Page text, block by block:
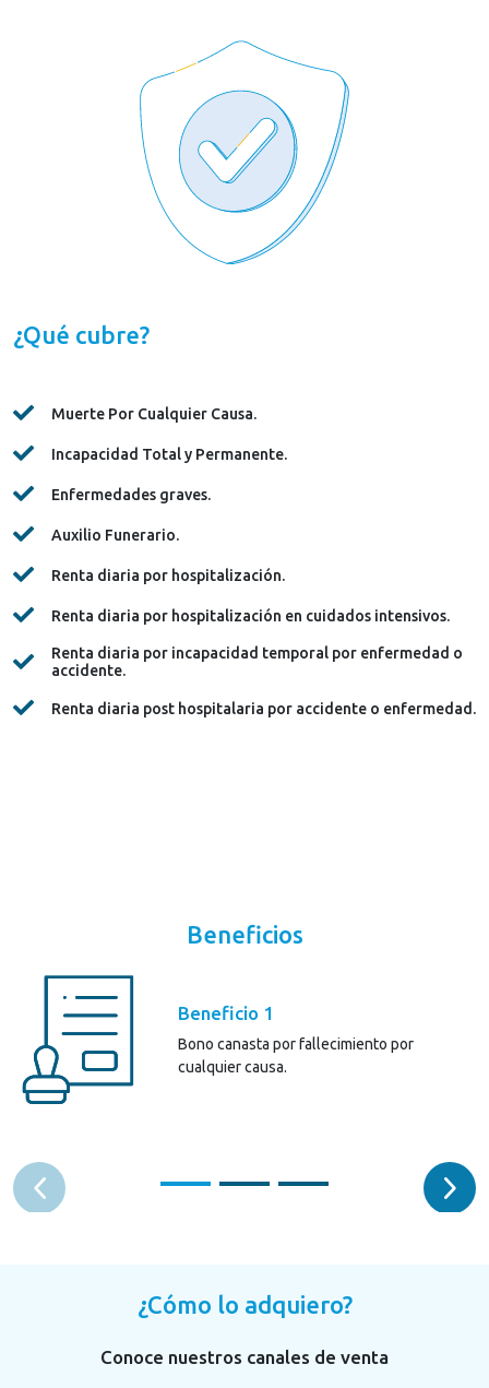
¿Qué cubre?
Muerte Por Cualquier Causa.
Incapacidad Total y Permanente.
Enfermedades graves.
Auxilio Funerario.
Renta diaria por hospitalización.
Renta diaria por hospitalización en cuidados intensivos.
Renta diaria por incapacidad temporal por enfermedad o
accidente.
Renta diaria post hospitalaria por accidente o enfermedad.
Beneficios
Beneficio 1
Bono canasta por fallecimiento por
cualquier causa.
¿Cómo lo adquiero?
Conoce nuestros canales de venta